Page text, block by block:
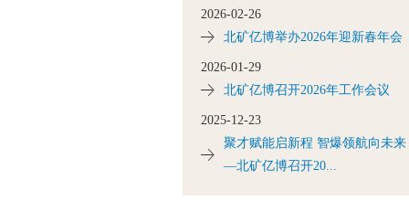
2026-02-26
北矿亿博举办2026年迎新春年会
2026-01-29
北矿亿博召开2026年工作会议
2025-12-23
聚才赋能启新程 智爆领航向未来
—北矿亿博召开20...